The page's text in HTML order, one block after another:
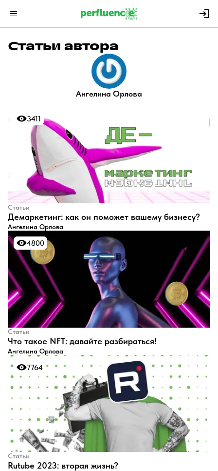
Статьи автора
Ангелина Орлова
3411
3411
Статьи
Демаркетинг: как он поможет вашему бизнесу?
Ангелина Орлова
4800
4800
Статьи
Что такое NFT: давайте разбираться!
Ангелина Орлова
7764
7764
Статьи
Rutube 2023: вторая жизнь?